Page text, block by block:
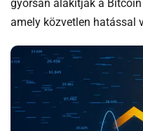
gyorsan alakítják a
amely közvetlen hatással